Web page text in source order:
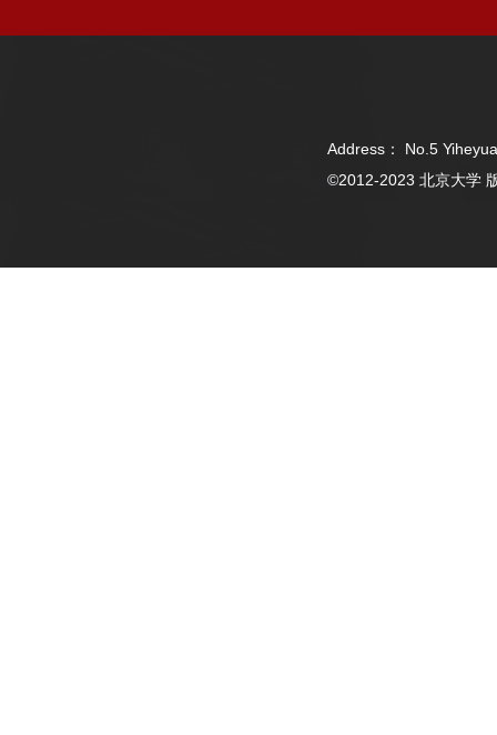
Address： No.5
©2012-2023 北京大学